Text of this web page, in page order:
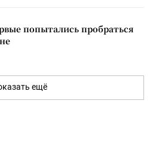
попытались пробраться
ещё